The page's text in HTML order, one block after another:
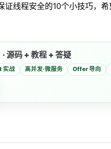
线程安全的10个小技巧，希
源码 + 教程 + 答疑
实战 高并发·微服务 Offer 导向